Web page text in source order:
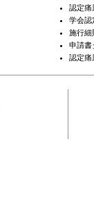
認定痛
学会認
施行細
申請書
認定痛